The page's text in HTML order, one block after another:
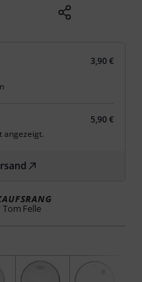
3,90 €
5,90 €
angezeigt.
Tom Felle